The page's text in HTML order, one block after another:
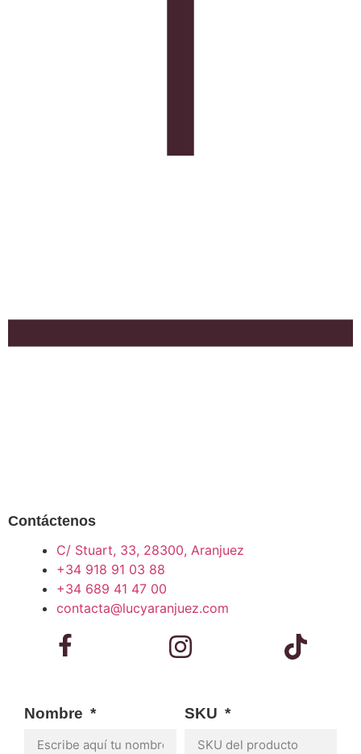
Contáctenos
C/ Stuart, 33, 28300, Aranjuez
+34 918 91 03 88
+34 689 41 47 00
contacta@lucyaranjuez.com
Nombre SKU